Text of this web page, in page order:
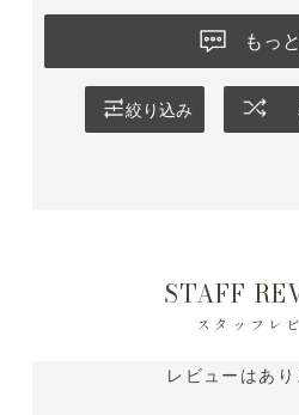
もっ
絞り込み
STAFF
スタッフレ
レビューはあり